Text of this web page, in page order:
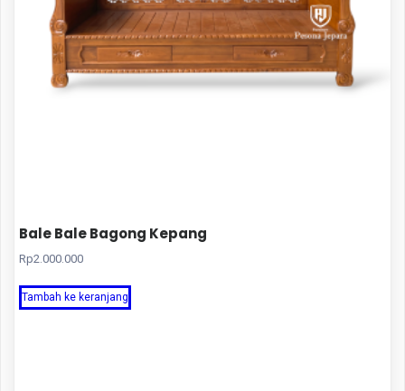
Bale Bale Bagong Kepang
Rp2.000.000
Tambah ke keranjang